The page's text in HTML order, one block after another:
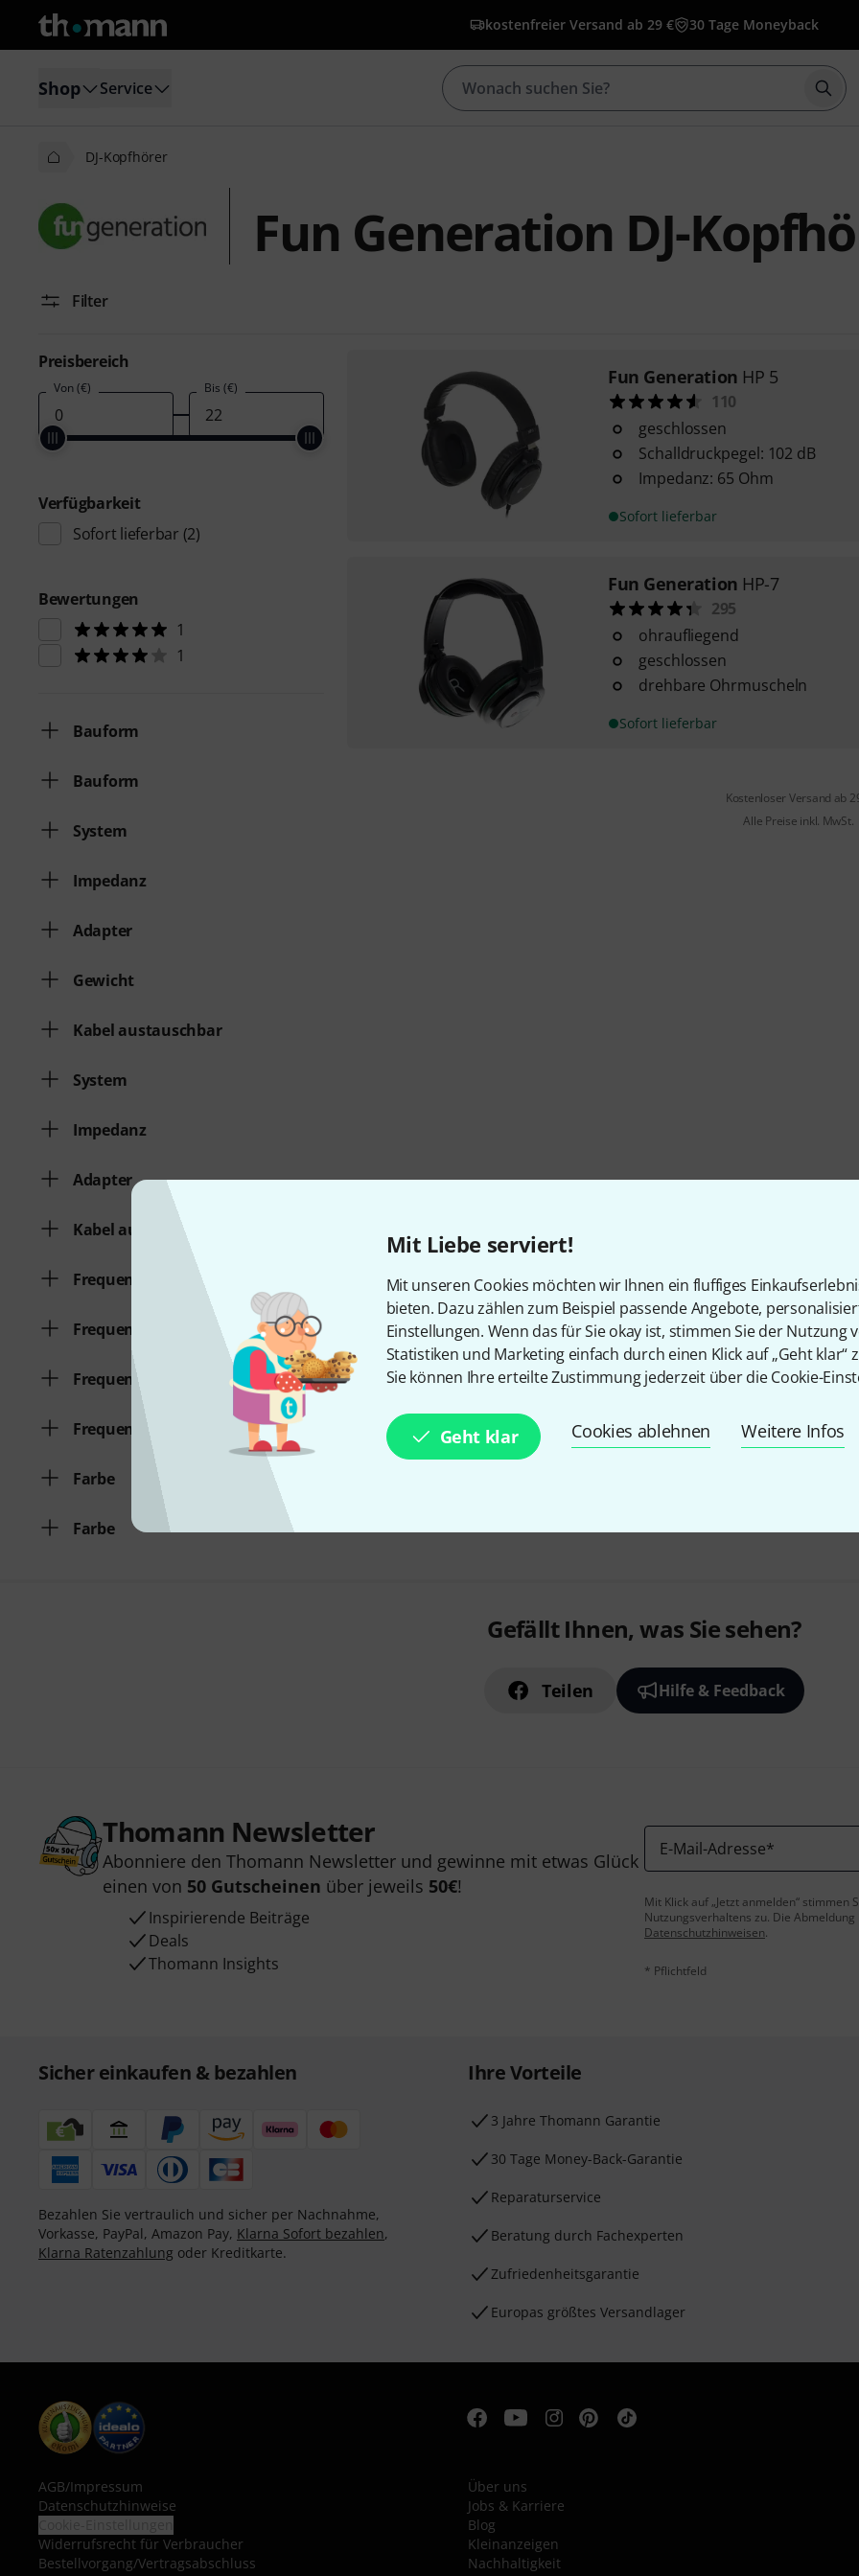
Mit Liebe serviert!
Mit unseren Cookies möchten wir Ihnen ein fluffiges
bieten. Dazu zählen zum Beispiel passende Angebote,
Einstellungen. Wenn das für Sie okay ist, stimmen Sie der Nutzung
Statistiken und Marketing einfach durch einen Klick auf „Geht klar“
Sie können Ihre erteilte Zustimmung jederzeit über die Cookie-
Geht klar Cookies ablehnen Weitere Infos
kostenfreier Versand ab 29 € 30 Tage Moneyback
Shop Service
DJ-Kopfhörer
Fun Generation DJ-
Filter
Preisbereich
Von (€) Bis (€)
Verfügbarkeit
Sofort lieferbar (2)
Bewertungen
1
1
Bauform
Bauform
System
Impedanz
Adapter
Gewicht
Kabel austauschbar
System
Impedanz
Adapter
Kabel austauschbar
Frequenzgang von
Frequenzgang bis
Frequenzgang von
Frequenzgang bis
Farbe
Farbe
Fun Generation HP 5
110
geschlossen
Schalldruckpegel: 102 dB
Impedanz: 65 Ohm
Sofort lieferbar
Fun Generation HP-7
295
ohraufliegend
geschlossen
drehbare Ohrmuscheln
Sofort lieferbar
Kostenloser Versand ab
Alle Preise inkl. MwSt.
Gefällt Ihnen, was Sie sehen?
Teilen Hilfe & Feedback
Thomann Newsletter
Abonniere den Thomann Newsletter und gewinne mit etwas Glück
einen von 50 Gutscheinen über jeweils 50€!
Inspirierende Beiträge
Deals
Thomann Insights
E-Mail-Adresse*
Mit Klick auf „Jetzt anmelden“
Nutzungsverhaltens zu. Die
Datenschutzhinweisen.
* Pflichtfeld
Sicher einkaufen & bezahlen
Bezahlen Sie vertraulich und sicher per Nachnahme,
Vorkasse, PayPal, Amazon Pay, Klarna Sofort bezahlen,
Klarna Ratenzahlung oder Kreditkarte.
Ihre Vorteile
3 Jahre Thomann Garantie
30 Tage Money-Back-Garantie
Reparaturservice
Beratung durch Fachexperten
Zufriedenheitsgarantie
Europas größtes Versandlager
AGB/Impressum
Datenschutzhinweise
Widerrufsrecht für Verbraucher
Bestellvorgang/Vertragsabschluss
Über uns
Jobs & Karriere
Blog
Kleinanzeigen
Nachhaltigkeit